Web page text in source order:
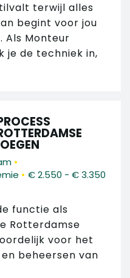
terwijl alles
begint voor jou
Als Monteur
je de techniek in,
•
• € 2.550 - € 3.350
functie als
Rotterdamse
voor het
beheersen van